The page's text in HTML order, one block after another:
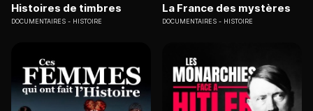
Histoires de timbres
DOCUMENTAIRES HISTOIRE
La France des mystères
DOCUMENTAIRES HISTOIRE